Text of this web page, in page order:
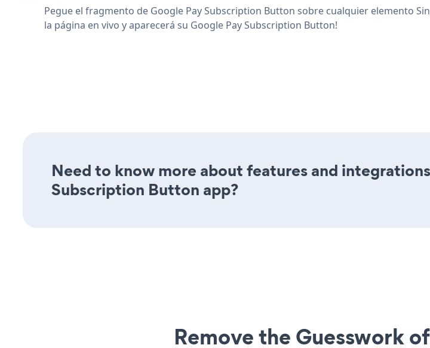
Pegue el fragmento de Google Pay Subscription Button sobre cualquier elemento
la página en vivo y aparecerá su Google Pay Subscription Button!
Need to know more about features and
Subscription Button app?
Remove the Guesswork